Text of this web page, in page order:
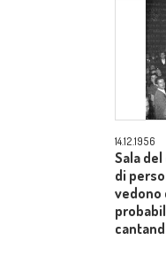
14.12.1956
Sala
di
vedono